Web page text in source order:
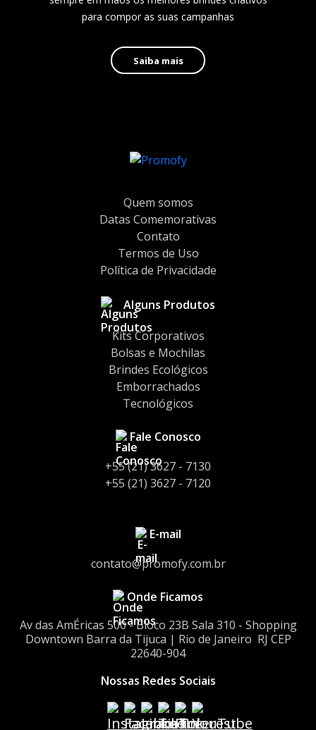
para compor as suas campanhas
Saiba mais
Quem somos
Datas Comemorativas
Contato
Termos de Uso
Política de Privacidade
Alguns Produtos
Kits Corporativos
Bolsas e Mochilas
Brindes Ecológicos
Emborrachados
Tecnológicos
Fale Conosco
+55 (21) 3627 - 7130
+55 (21) 3627 - 7120
E-mail
contato@promofy.com.br
Onde Ficamos
Av das AmÉricas 500 - Bloco 23Bㅤㅤ Sala 310 - Shopping
Downtownㅤㅤ Barra da Tijuca | Rio de Janeiro ㅤㅤ RJ CEP
22640-904
Nossas Redes Sociais